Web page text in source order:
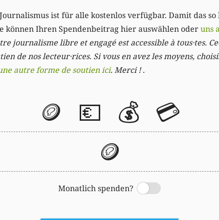
ist für alle kostenlos verfügbar. Damit das
können Ihren Spendenbeitrag hier auswählen oderuns
journalisme libre et engagé est accessible à tous·tes.
de nos lecteur·rices. Si vous en avez les moyens,
autre forme de soutien ici. Merci ! .
🪙 💶 💰 💳
🪙
Monatlich spenden?
Switch